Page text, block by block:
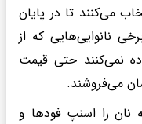
تومانی را انتخاب می‌کنند تا در پایان
نانوایی‌هایی که از
نمی‌کنند حتی قیمت
نان را اسنپ فود‌ها و